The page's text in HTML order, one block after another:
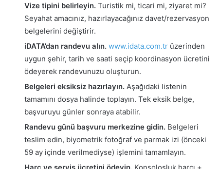
Vize tipini belirleyin. Turistik mi, ticari mi, ziyaret mi?
Seyahat amacınız, hazırlayacağınız davet/rezervasyon
belgelerini değiştirir.
iDATA’dan randevu alın. www.idata.com.tr üzerinden
uygun şehir, tarih ve saati seçip koordinasyon ücretini
ödeyerek randevunuzu oluşturun.
Belgeleri eksiksiz hazırlayın. Aşağıdaki listenin
tamamını dosya halinde toplayın. Tek eksik belge,
başvuruyu günler sonraya atabilir.
Randevu günü başvuru merkezine gidin. Belgeleri
teslim edin, biyometrik fotoğraf ve parmak izi (önceki
59 ay içinde verilmediyse) işlemini tamamlayın.
Harç ve servis ücretini ödeyin. Konsolosluk harcı +